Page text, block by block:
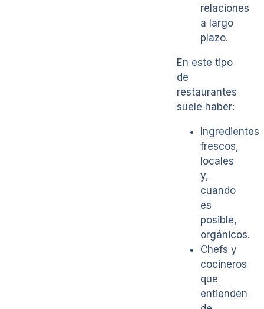
relaciones
a largo
plazo.
En este tipo
de
restaurantes
suele haber:
Ingredientes
frescos,
locales
y,
cuando
es
posible,
orgánicos.
Chefs y
cocineros
que
entienden